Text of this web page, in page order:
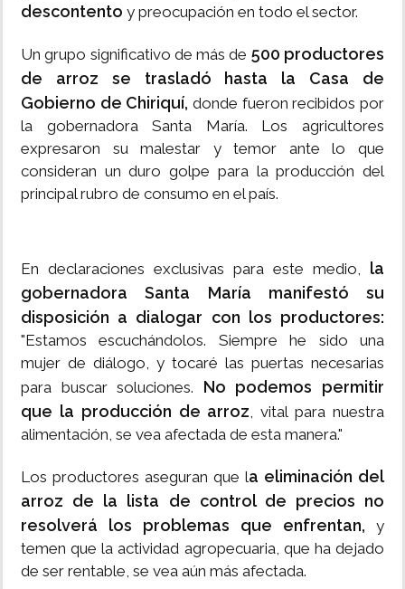
descontento y preocupación en todo el sector.
Un grupo significativo de más de 500 productores
de arroz se trasladó hasta la Casa de
Gobierno de Chiriquí, donde fueron recibidos por
la gobernadora Santa María. Los agricultores
expresaron su malestar y temor ante lo que
consideran un duro golpe para la producción del
principal rubro de consumo en el país.
En declaraciones exclusivas para este medio, la
gobernadora Santa María manifestó su
disposición a dialogar con los productores:
"Estamos escuchándolos. Siempre he sido una
mujer de diálogo, y tocaré las puertas necesarias
para buscar soluciones. No podemos permitir
que la producción de arroz , vital para nuestra
alimentación, se vea afectada de esta manera."
Los productores aseguran que la eliminación del
arroz de la lista de control de precios no
resolverá los problemas que enfrentan, y
temen que la actividad agropecuaria, que ha dejado
de ser rentable, se vea aún más afectada.